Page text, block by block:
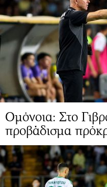
Ομόνοια: Στο
προβάδισμα